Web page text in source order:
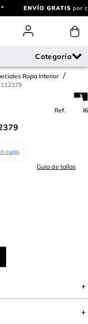
Ropa Interior
Ref.
781406
Guia de tallas